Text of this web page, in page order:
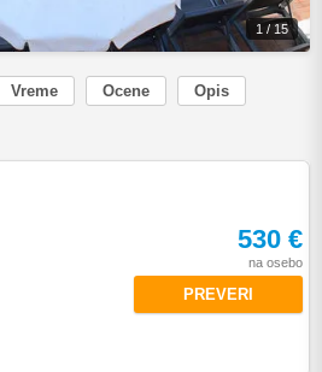
1 / 15
Vreme Ocene
Opis
530 €
na osebo
PREVERI